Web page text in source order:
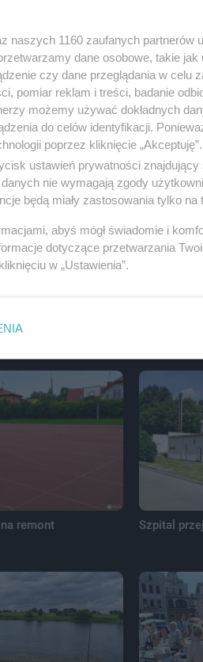
poradziły sobie
Przy ul.
o
Hanna
remont Szpital
naszych 1160 zaufanych partnerów
dane osobowe, takie
czy dane przeglądania w celu
pomiar reklam i treści, badanie
możemy używać dokładnych
do celów identyfikacji.
poprzez kliknięcie
ustawień prywatności
nie wymagają zgody
będą miały zastosowania tylko na
abyś mógł świadomie i
dotyczące przetwarzania
w „Ustawienia”.